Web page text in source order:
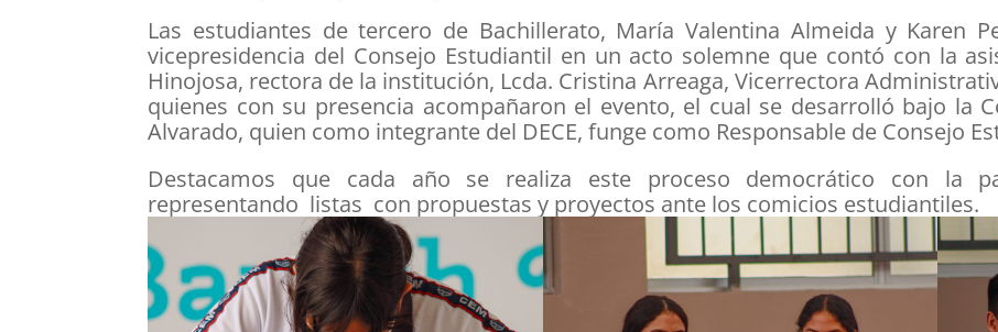
Las estudiantes de tercero de Bachillerato, María Valentina Almeida y Karen
vicepresidencia del Consejo Estudiantil en un acto solemne que contó con la
Hinojosa, rectora de la institución, Lcda. Cristina Arreaga, Vicerrectora
quienes con su presencia acompañaron el evento, el cual se desarrolló bajo la
Alvarado, quien como integrante del DECE, funge como Responsable de Consejo
Destacamos que cada año se realiza este proceso democrático con la
representando listas con propuestas y proyectos ante los comicios estudiantiles.